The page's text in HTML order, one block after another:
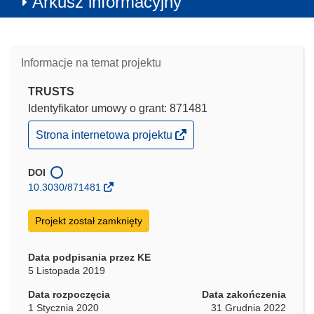
Informacje na temat projektu
TRUSTS
Identyfikator umowy o grant: 871481
(odnośnik
otworzy
w
nowym
Strona internetowa projektu
DOI
10.3030/871481
Projekt został zamknięty
Data podpisania przez KE
5 Listopada 2019
Data rozpoczęcia
1 Stycznia 2020
Data zakończenia
31 Grudnia 2022